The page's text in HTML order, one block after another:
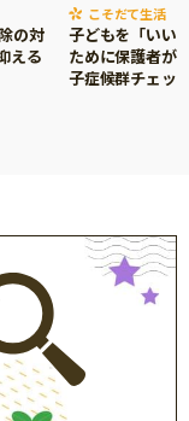
の対
える
こそだて生活
子どもを「いい
ために保護者が
子症候群チェッ